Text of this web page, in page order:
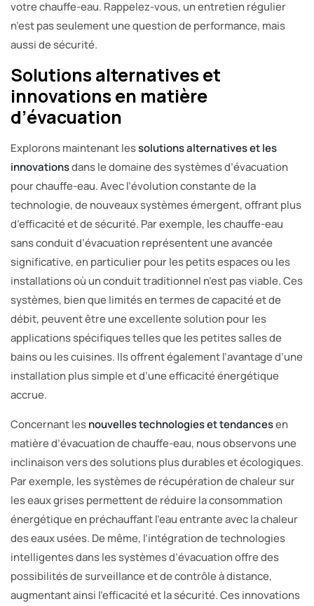
votre chauffe-eau. Rappelez-vous, un entretien régulier
n’est pas seulement une question de performance, mais
aussi de sécurité.
Solutions alternatives et
innovations en matière
d’évacuation
Explorons maintenant lessolutions alternatives et les
innovationsdans le domaine des systèmes d’évacuation
pour chauffe-eau. Avec l’évolution constante de la
technologie, de nouveaux systèmes émergent, offrant plus
d’efficacité et de sécurité. Par exemple, les chauffe-eau
sans conduit d’évacuation représentent une avancée
significative, en particulier pour les petits espaces ou les
installations où un conduit traditionnel n’est pas viable. Ces
systèmes, bien que limités en termes de capacité et de
débit, peuvent être une excellente solution pour les
applications spécifiques telles que les petites salles de
bains ou les cuisines. Ils offrent également l’avantage d’une
installation plus simple et d’une efficacité énergétique
accrue.
Concernant lesnouvelles technologies et tendancesen
matière d’évacuation de chauffe-eau, nous observons une
inclinaison vers des solutions plus durables et écologiques.
Par exemple, les systèmes de récupération de chaleur sur
les eaux grises permettent de réduire la consommation
énergétique en préchauffant l’eau entrante avec la chaleur
des eaux usées. De même, l’intégration de technologies
intelligentes dans les systèmes d’évacuation offre des
possibilités de surveillance et de contrôle à distance,
augmentant ainsi l’efficacité et la sécurité. Ces innovations